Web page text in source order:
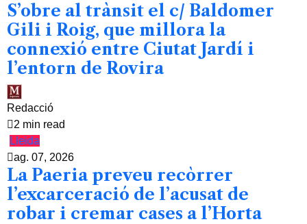
S’obre al trànsit el c/ Baldomer
Gili i Roig, que millora la
connexió entre Ciutat Jardí i
l’entorn de Rovira
Redacció
2 min read
Lleida
ag. 07, 2026
La Paeria preveu recòrrer
l’excarceració de l’acusat de
robar i cremar cases a l’Horta